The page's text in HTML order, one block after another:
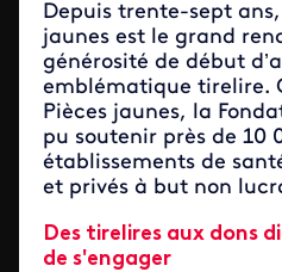
Depuis trente-sept
jaunes est le grand
générosité de début
emblématique tirelire.
Pièces jaunes, la
pu soutenir près de 10
établissements de
et privés à but non
Des tirelires aux dons
de s'engager